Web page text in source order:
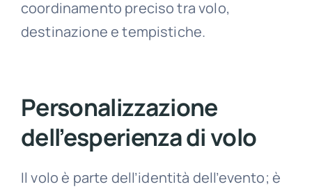
coordinamento preciso tra volo,
destinazione e tempistiche.
Personalizzazione
dell’esperienza di volo
Il volo è parte dell’identità dell’evento; è